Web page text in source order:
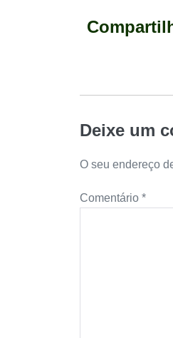
Deixe um
O seu endereço
Comentário *